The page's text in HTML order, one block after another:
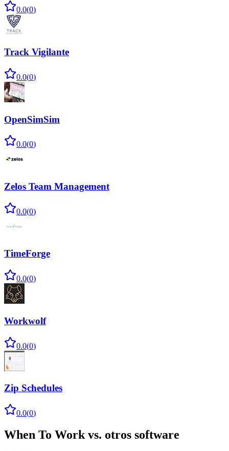
0.0(0)
Track Vigilante
0.0(0)
OpenSimSim
0.0(0)
Zelos Team Management
0.0(0)
TimeForge
0.0(0)
Workwolf
0.0(0)
Zip Schedules
0.0(0)
When To Work vs. otros software